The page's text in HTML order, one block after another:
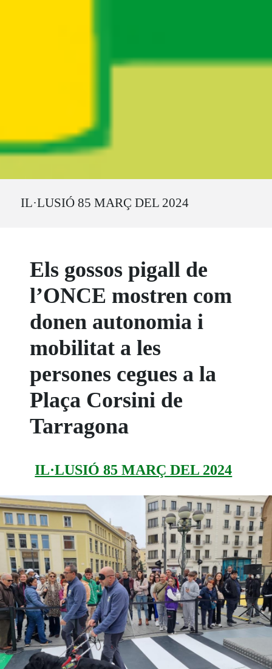
IL·LUSIÓ 85 MARÇ DEL 2024
Els gossos pigall de
l’ONCE mostren com
donen autonomia i
mobilitat a les
persones cegues a la
Plaça Corsini de
Tarragona
IL·LUSIÓ 85 MARÇ DEL 2024